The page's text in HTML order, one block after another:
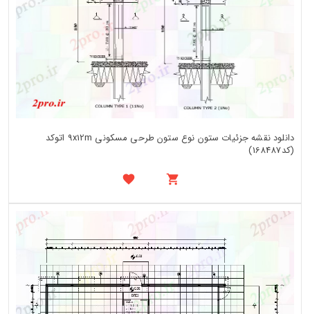
دانلود نقشه جزئیات ستون نوع ستون طرحی مسکونی 9x12m اتوکد
(کد168487)